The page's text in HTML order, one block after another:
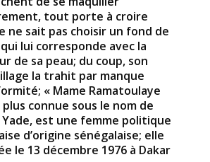
tout porte à croire
ne sait pas choisir un fond de
lui corresponde avec la
de sa peau; du coup, son
la trahit par manque
« Mame Ramatoulaye
plus connue sous le nom de
Yade, est une femme politique
d’origine sénégalaise; elle
le 13 décembre 1976 à Dakar